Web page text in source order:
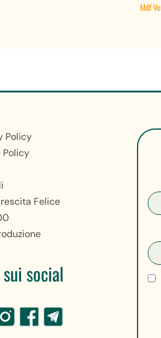
Mdf
Policy
Policy
Felice
social